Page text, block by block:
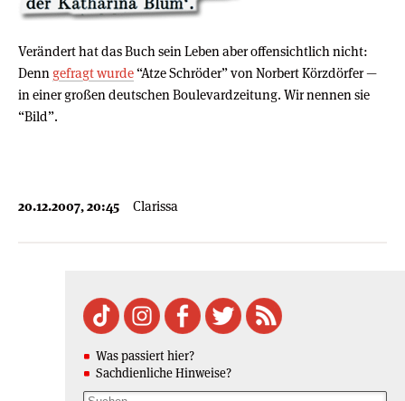
Verändert hat das Buch sein Leben aber offensichtlich nicht:
Denn gefragt wurde “Atze Schröder” von Norbert Körzdörfer —
in einer großen deutschen Boulevardzeitung. Wir nennen sie
“Bild”.
20.12.2007, 20:45 Clarissa
Was passiert hier?
Sachdienliche Hinweise?